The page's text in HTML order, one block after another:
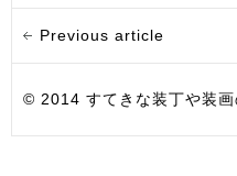
Previous article
© 2014 すてきな装丁や装